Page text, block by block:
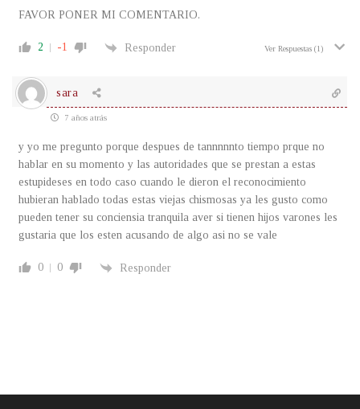
FAVOR PONER MI COMENTARIO.
2 -1 Responder Ver Respuestas (1)
sara
7 años atrás
y yo me pregunto porque despues de tannnnnto tiempo prque no
hablar en su momento y las autoridades que se prestan a estas
estupideses en todo caso cuando le dieron el reconocimiento
hubieran hablado todas estas viejas chismosas ya les gusto como
pueden tener su conciensia tranquila aver si tienen hijos varones les
gustaria que los esten acusando de algo asi no se vale
0 0 Responder